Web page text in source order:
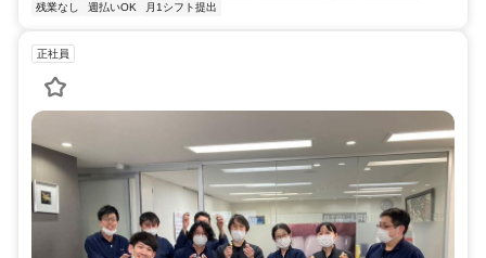
残業なし
週払いOK 月1シフト提出
正社員